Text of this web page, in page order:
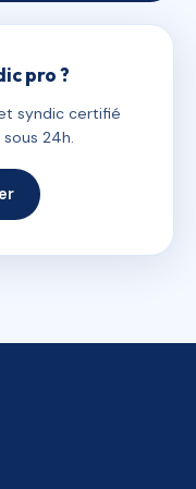
pro ?
syndic certifié
24h.